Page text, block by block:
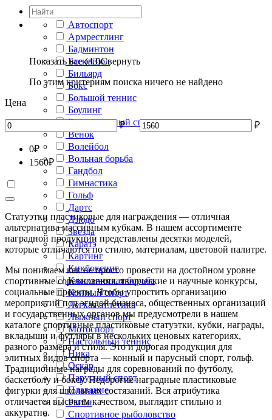
Автоспорт
Армрестлинг
Бадминтон
Баскетбол
Бильярд
Бокс
Большой теннис
Боулинг
Велосипедный спорт
Венок
Волейбол
Вольная борьба
Гандбол
Гимнастика
Гольф
Дартс
Дзюдо
Звезда
Каратэ
Картинг
Кикбоксинг
Классическая борьба
Конный спорт
Лёгкая атлетика
Лыжный спорт
Мотоспорт
Настольный теннис
Ника
Оскар
Парусный спорт
Плавание
Рэгби
Спортивное рыболовство
Показать все (43)Свернуть
По этим критериям поиска ничего не найдено
Цена
₽ – ₽
0₽
1560₽
Статуэтки пластиковые для награждения — отличная
альтернатива массивным кубкам. В нашем ассортименте
наградной продукции представлены десятки моделей,
которые отличаются по стилю, материалам, цветовой палитре.
Мы понимаем как не просто провести на достойном уровне
спортивные соревнования, творческие и научные конкурсы,
социальные проекты. Чтобы упростить организацию
мероприятий под эгидой бизнеса, общественных организаций
и государственных органов мы предусмотрели в нашем
каталоге спортивные пластиковые статуэтки, кубки, награды,
вкладыши и футляры в нескольких ценовых категориях,
разного размера и стиля. Это и дорогая продукция для
элитных видов спорта — конный и парусный спорт, гольф.
Традиционные награды для соревнований по футболу,
баскетболу и боксу. Недорогие наградные пластиковые
фигурки для школьных состязаний. Вся атрибутика
отличается высоким качеством, выглядит стильно и
аккуратно.